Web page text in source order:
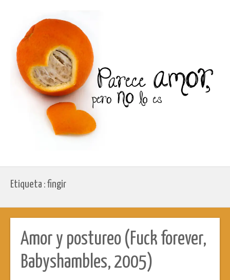
Etiqueta : fingir
Amor y postureo (Fuck forever,
Babyshambles, 2005)